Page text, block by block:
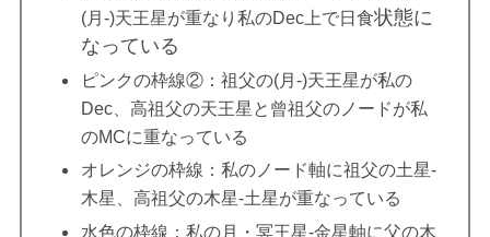
(月-)天王星が重なり私のDec上で日食状態に
なっている
ピンクの枠線②：祖父の(月-)天王星が私の
Dec、高祖父の天王星と曾祖父のノードが私
のMCに重なっている
オレンジの枠線：私のノード軸に祖父の土星-
木星、高祖父の木星-土星が重なっている
水色の枠線：私の月・冥王星-金星軸に父の木